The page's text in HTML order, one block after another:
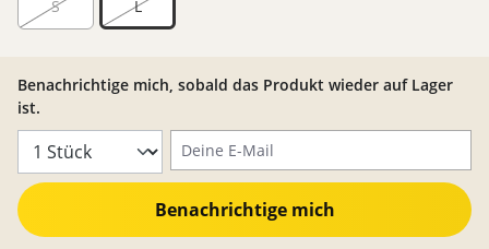
S L
Benachrichtige mich, sobald das Produkt wieder auf Lager
ist.
Benachrichtige mich